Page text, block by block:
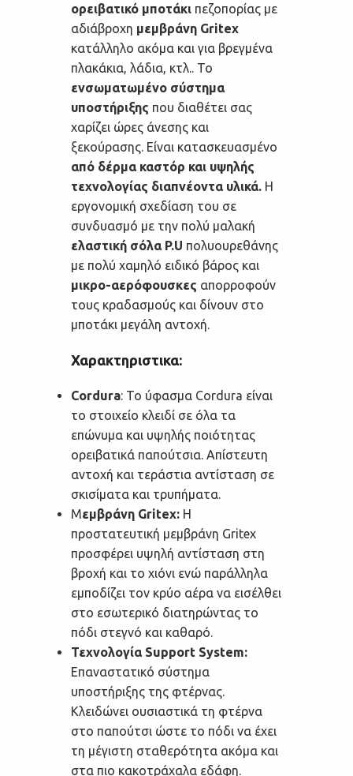
ορειβατικό μποτάκι πεζοπορίας με
αδιάβροχη μεμβράνη Gritex
κατάλληλο ακόμα και για βρεγμένα
πλακάκια, λάδια, κτλ.. Το
ενσωματωμένο σύστημα
υποστήριξης που διαθέτει σας
χαρίζει ώρες άνεσης και
ξεκούρασης. Είναι κατασκευασμένο
από δέρμα καστόρ και υψηλής
τεχνολογίας διαπνέοντα υλικά. Η
εργονομική σχεδίαση του σε
συνδυασμό με την πολύ μαλακή
ελαστική σόλα P.U πολυουρεθάνης
με πολύ χαμηλό ειδικό βάρος και
μικρο-αερόφουσκες απορροφούν
τους κραδασμούς και δίνουν στο
μποτάκι μεγάλη αντοχή.
Χαρακτηριστικα:
Cordura: Το ύφασμα Cordura είναι
το στοιχείο κλειδί σε όλα τα
επώνυμα και υψηλής ποιότητας
ορειβατικά παπούτσια. Απίστευτη
αντοχή και τεράστια αντίσταση σε
σκισίματα και τρυπήματα.
Μεμβράνη Gritex: Η
προστατευτική μεμβράνη Gritex
προσφέρει υψηλή αντίσταση στη
βροχή και το χιόνι ενώ παράλληλα
εμποδίζει τον κρύο αέρα να εισέλθει
στο εσωτερικό διατηρώντας το
πόδι στεγνό και καθαρό.
Τεχνολογία Support System:
Επαναστατικό σύστημα
υποστήριξης της φτέρνας.
Κλειδώνει ουσιαστικά τη φτέρνα
στο παπούτσι ώστε το πόδι να έχει
τη μέγιστη σταθερότητα ακόμα και
στα πιο κακοτράχαλα εδάφη.